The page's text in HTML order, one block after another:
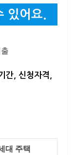
있어요.
간, 신청자격,
대 주택